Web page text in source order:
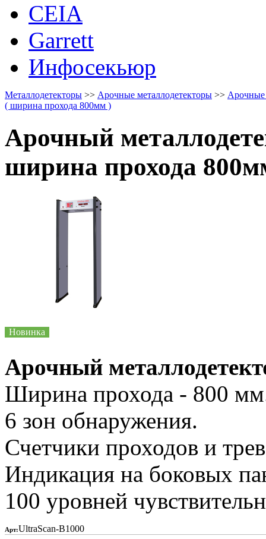
CEIA
Garrett
Инфосекьюр
Металлодетекторы >> Арочные металлодетекторы >> Арочные
( ширина прохода 800мм )
Арочный
ширина прохода
Новинка
Арочный
Ширина прохода - 800
6 зон обнаружения.
Счетчики проходов и
Индикация на боковых
100 уровней
Арт:UltraScan-B1000